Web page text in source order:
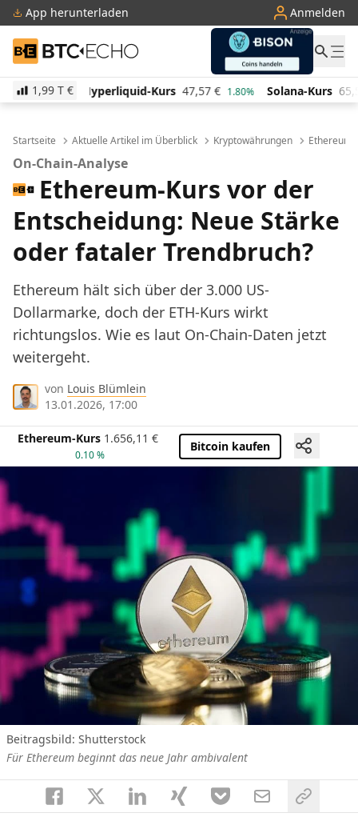
App herunterladen Anmelden
BTC-ECHO
1,99 T €
Kurs 47,57 € 1.80% Solana-Kurs 65,57 € 3.10% TRON-
Startseite Aktuelle Artikel im Überblick Kryptowährungen Ethereum
On-Chain-Analyse
Ethereum-Kurs vor der
Entscheidung: Neue Stärke
oder fataler Trendbruch?
Ethereum hält sich über der 3.000 US-
Dollarmarke, doch der ETH-Kurs wirkt
richtungslos. Wie es laut On-Chain-Daten jetzt
weitergeht.
von Louis Blümlein
13.01.2026, 17:00
Ethereum-Kurs 1.656,11 €
0.10 %
Bitcoin kaufen
Beitragsbild: Shutterstock
Für Ethereum beginnt das neue Jahr ambivalent